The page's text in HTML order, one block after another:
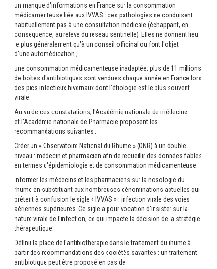
un manque d'informations en France sur la consommation
médicamenteuse liée aux IVVAS : ces pathologies ne conduisent
habituellement pas à une consultation médicale (échappant, en
conséquence, au relevé du réseau sentinelle). Elles ne donnent lieu
le plus généralement qu'à un conseil officinal ou font l'objet
d'une automédication ;
une consommation médicamenteuse inadaptée: plus de 11 millions
de boîtes d'antibiotiques sont vendues chaque année en France lors
des pics infectieux hivernaux dont l'étiologie est le plus souvent
virale.
Au vu de ces constatations, l'Académie nationale de médecine
et l'Académie nationale de Pharmacie proposent les
recommandations suivantes :
Créer un « Observatoire National du Rhume » (ONR) à un double
niveau : médecin et pharmacien afin de recueillir des données fiables
en termes d'épidémiologie et de consommation médicamenteuse.
Informer les médecins et les pharmaciens sur la nosologie du
rhume en substituant aux nombreuses dénominations actuelles qui
prêtent à confusion le sigle « IVVAS » : infection virale des voies
aériennes supérieures. Ce sigle a pour vocation d'insister sur la
nature virale de l'infection, ce qui impacte la décision de la stratégie
thérapeutique.
Définir la place de l'antibiothérapie dans le traitement du rhume à
partir des recommandations des sociétés savantes : un traitement
antibiotique peut être proposé en cas de